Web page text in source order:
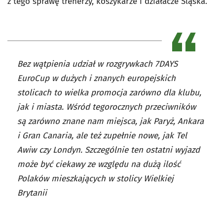
Bez wątpienia udział w rozgrywkach 7DAYS
EuroCup w dużych i znanych europejskich
stolicach to wielka promocja zarówno dla klubu,
jak i miasta. Wśród tegorocznych przeciwników
są zarówno znane nam miejsca, jak Paryż, Ankara
i Gran Canaria, ale też zupełnie nowe, jak Tel
Awiw czy Londyn. Szczególnie ten ostatni wyjazd
może być ciekawy ze względu na dużą ilość
Polaków mieszkających w stolicy Wielkiej
Brytanii